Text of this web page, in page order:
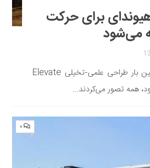
رباتیک چهار پا 4×4 هیوندای برای حرکت
می‌شود
هنگامی که هیوندای در CES 2019 برای اولین بار طراحی علمی-تخیلی Elevate
همه تصور می‌کردند...
۰